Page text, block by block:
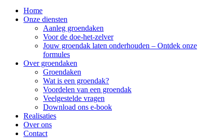
Home
Onze diensten
Aanleg groendaken
Voor de doe-het-zelver
Jouw groendak laten onderhouden – Ontdek onze
formules
Over groendaken
Groendaken
Wat is een groendak?
Voordelen van een groendak
Veelgestelde vragen
Download ons e-book
Realisaties
Over ons
Contact